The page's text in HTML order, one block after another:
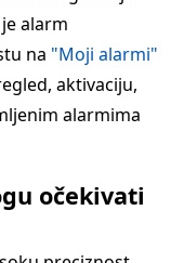
alarm
na "Moji alarmi"
aktivaciju,
alarmima
očekivati